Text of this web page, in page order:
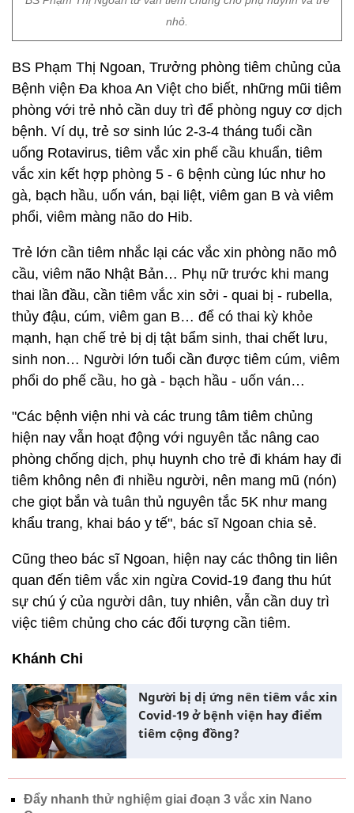
nhỏ.
BS Phạm Thị Ngoan, Trưởng phòng tiêm chủng của
Bệnh viện Đa khoa An Việt cho biết, những mũi tiêm
phòng với trẻ nhỏ cần duy trì để phòng nguy cơ dịch
bệnh. Ví dụ, trẻ sơ sinh lúc 2-3-4 tháng tuổi cần
uống Rotavirus, tiêm vắc xin phế cầu khuẩn, tiêm
vắc xin kết hợp phòng 5 - 6 bệnh cùng lúc như ho
gà, bạch hầu, uốn ván, bại liệt, viêm gan B và viêm
phổi, viêm màng não do Hib.
Trẻ lớn cần tiêm nhắc lại các vắc xin phòng não mô
cầu, viêm não Nhật Bản… Phụ nữ trước khi mang
thai lần đầu, cần tiêm vắc xin sởi - quai bị - rubella,
thủy đậu, cúm, viêm gan B… để có thai kỳ khỏe
mạnh, hạn chế trẻ bị dị tật bẩm sinh, thai chết lưu,
sinh non… Người lớn tuổi cần được tiêm cúm, viêm
phổi do phế cầu, ho gà - bạch hầu - uốn ván…
"Các bệnh viện nhi và các trung tâm tiêm chủng
hiện nay vẫn hoạt động với nguyên tắc nâng cao
phòng chống dịch, phụ huynh cho trẻ đi khám hay đi
tiêm không nên đi nhiều người, nên mang mũ (nón)
che giọt bắn và tuân thủ nguyên tắc 5K như mang
khẩu trang, khai báo y tế", bác sĩ Ngoan chia sẻ.
Cũng theo bác sĩ Ngoan, hiện nay các thông tin liên
quan đến tiêm vắc xin ngừa Covid-19 đang thu hút
sự chú ý của người dân, tuy nhiên, vẫn cần duy trì
việc tiêm chủng cho các đối tượng cần tiêm.
Khánh Chi
Người bị dị ứng nên tiêm vắc xin
Covid-19 ở bệnh viện hay điểm
tiêm cộng đồng?
Đẩy nhanh thử nghiệm giai đoạn 3 vắc xin Nano